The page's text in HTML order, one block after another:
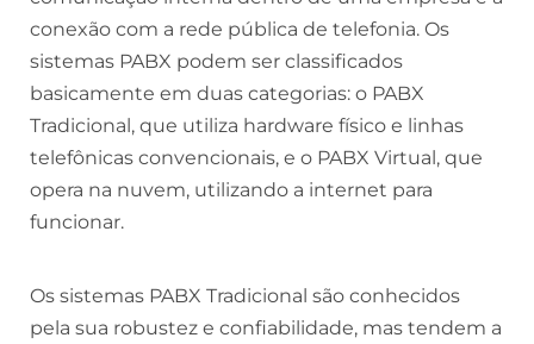
conexão com a rede pública de telefonia. Os
sistemas PABX podem ser classificados
basicamente em duas categorias: o PABX
Tradicional, que utiliza hardware físico e linhas
telefônicas convencionais, e o PABX Virtual, que
opera na nuvem, utilizando a internet para
funcionar.
Os sistemas PABX Tradicional são conhecidos
pela sua robustez e confiabilidade, mas tendem a